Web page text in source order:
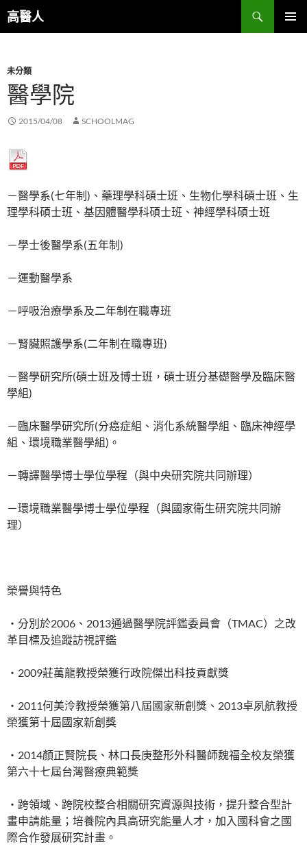
至
內
容
高醫人
搜
尋
未分類
醫學院
2015/04/08 SCHOOLMAG
－醫學系(七年制)、藥理學科碩士班、生物化學科碩士班、生
理學科碩士班、基因體醫學科碩士班、神經學科碩士班
－學士後醫學系(五年制)
－運動醫學系
－呼吸治療學系及二年制在職專班
－腎臟照護學系(二年制在職專班)
－醫學研究所(碩士班及博士班，碩士班分基礎醫學及臨床醫
學組)
－臨床醫學研究所(分癌症組、消化系統醫學組、臨床神經學
組、環境職業醫學組)。
－轉譯醫學博士學位學程（與中央研究院共同辦理）
－環境職業醫學博士學位學程（與國家衛生研究院共同辦
理）
榮譽與特色
‧分別於2006、2013通過醫學院評鑑委員會（TMAC）之改
革目標及追蹤訪視評鑑
‧2009莊萬龍教授榮獲行政院傑出科技貢獻獎
‧2011何美泠教授榮獲第八屆國家新創獎、2013卓夙航教授
榮獲第十屆國家新創獎
‧2014顏正賢院長、林口長庚整形外科醫師魏福全校友榮獲
第六十七屆台灣醫療典範獎
‧跨領域、跨院校整合相關研究資源與技術，提升整合型計
畫申請能量；培養院內具高研究能量人才，加入國科會之國
際合作發展研究計畫。